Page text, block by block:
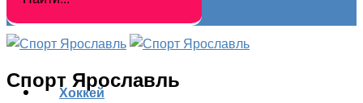
Спорт Ярославль
Хоккей